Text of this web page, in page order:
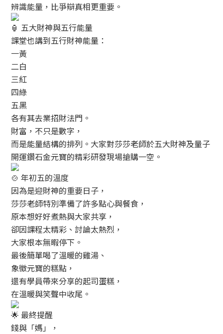
辨識能量，比爭辯真相更重要。
五大財神與五行能量
課堂也講到五行財神能量：
一黃
二白
三紅
四綠
五黑
各有其去業招財法門。
財富，不只是數字，
而是能量結構的排列。大家對莎莎老師於五大財神及量子
開運鑽石金元寶的精彩研發現場搶購一空。
年初五的溫度
因為是迎財神的重要日子，
莎莎老師特別準備了許多點心與餐食，
原本想好好煮熱與大家共享，
卻因課程太精彩、討論太熱烈，
大家根本無暇停下。
最後簡單喝了溫暖的雞湯、
象徵元寶的糕點，
還有學員帶來分享的起司蛋糕，
在溫暖與笑聲中收尾。
最終提醒
錢與「媽」，